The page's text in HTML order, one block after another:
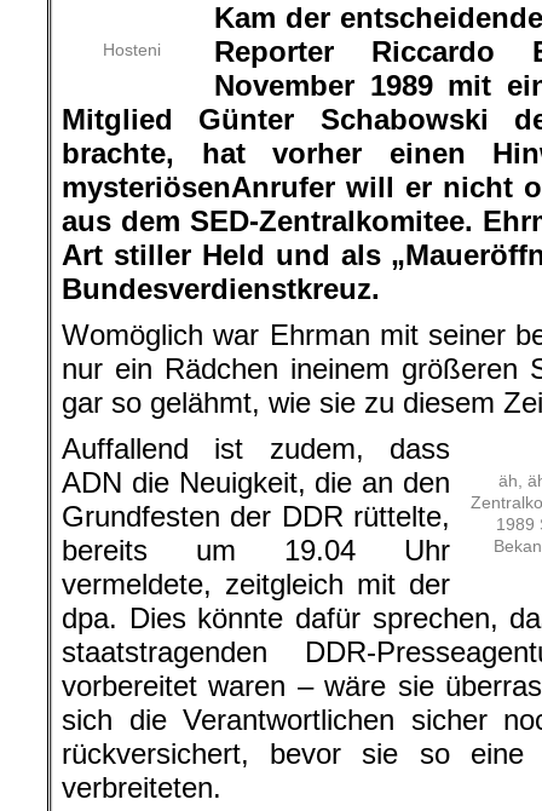
Hosteni
Kam der
Reporter
November 1989 mit
Mitglied Günter Schabowski
brachte, hat vorher einen
mysteriösenAnrufer will er nicht
aus dem SED-Zentralkomitee.
Art stiller Held und als
Bundesverdienstkreuz.
Womöglich war Ehrman mit seiner
nur ein Rädchen ineinem größeren
gar so gelähmt, wie sie zu diesem
äh,
1989
Auffallend ist zudem, dass
ADN die Neuigkeit, die an den
Grundfesten der DDR rüttelte,
bereits um 19.04 Uhr
vermeldete, zeitgleich mit der
dpa. Dies könnte dafür sprechen,
staatstragenden DDR-
vorbereitet waren – wäre sie
sich die Verantwortlichen sicher
rückversichert, bevor sie so eine
verbreiteten.